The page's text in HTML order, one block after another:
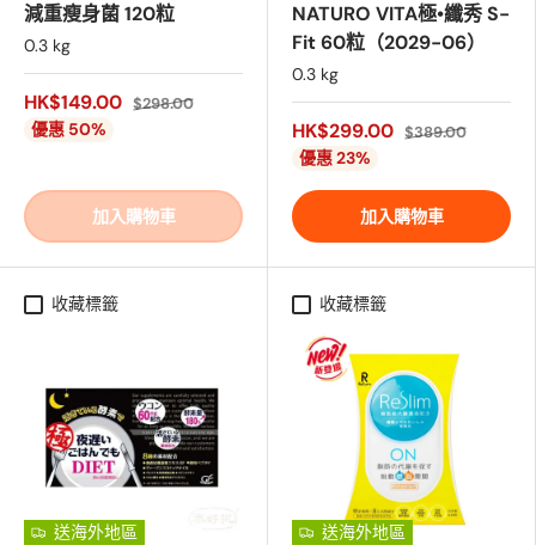
減重瘦身菌 120粒
0.3 kg
HK$149.00 $298.00
優惠 50%
加入購物車
NATURO VITA極•纖秀 S-
Fit 60粒（2029-06）
0.3 kg
HK$299.00 $389.00
優惠 23%
加入購物車
收藏標籤
送海外地區
收藏標籤
送海外地區